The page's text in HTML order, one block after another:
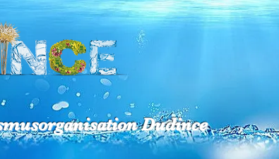
kultúrne leto
Dudince